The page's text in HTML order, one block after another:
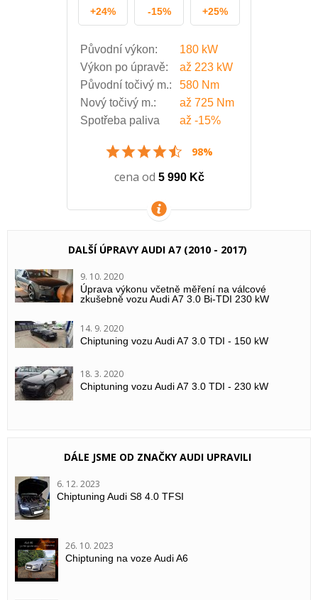
+24% -15% +25%
Původní výkon:
180 kW
Výkon po úpravě:
až 223 kW
Původní točivý m.:
580 Nm
Nový točivý m.:
až 725 Nm
Spotřeba paliva
až -15%
98%
cena od 5 990 Kč
VÍCE INFORMACÍ
DALŠÍ ÚPRAVY AUDI A7 (2010 - 2017)
9. 10. 2020
Úprava výkonu včetně měření na válcové
zkušebně vozu Audi A7 3.0 Bi-TDI 230 kW
14. 9. 2020
Chiptuning vozu Audi A7 3.0 TDI - 150 kW
18. 3. 2020
Chiptuning vozu Audi A7 3.0 TDI - 230 kW
DÁLE JSME OD ZNAČKY AUDI UPRAVILI
6. 12. 2023
Chiptuning Audi S8 4.0 TFSI
26. 10. 2023
Chiptuning na voze Audi A6